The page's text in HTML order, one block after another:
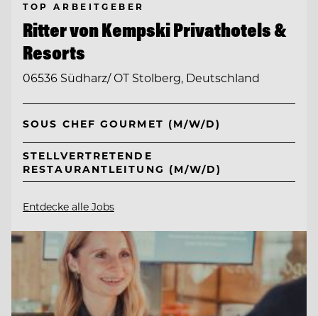
TOP ARBEITGEBER
Ritter von Kempski Privathotels &
Resorts
06536 Südharz/ OT Stolberg, Deutschland
SOUS CHEF GOURMET (M/W/D)
STELLVERTRETENDE
RESTAURANTLEITUNG (M/W/D)
Entdecke alle Jobs